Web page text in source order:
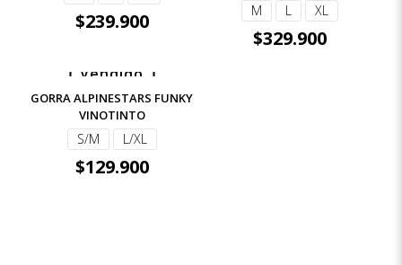
$239.900 M L XL
$329.900
Vendido
GORRA ALPINESTARS FUNKY
VINOTINTO
S/M L/XL
$129.900